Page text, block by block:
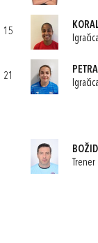
15
Igračica
21
Igračica
Trener